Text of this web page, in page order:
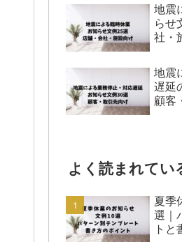
地震
らせ
社・
地震
遅延
顧客
よく読まれてい
夏季
選｜
ト